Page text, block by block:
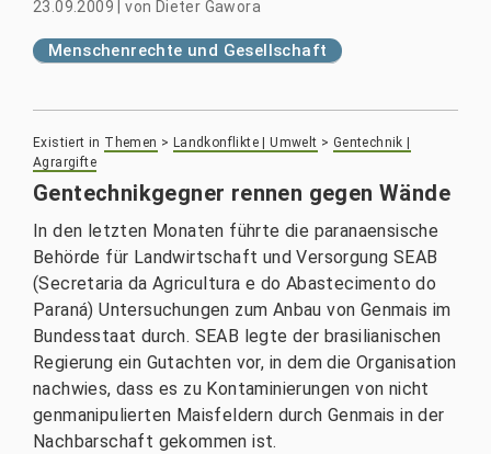
23.09.2009 |von Dieter Gawora
Menschenrechte und Gesellschaft
Existiert in Themen > Landkonflikte | Umwelt > Gentechnik |
Agrargifte
Gentechnikgegner rennen gegen Wände
In den letzten Monaten führte die paranaensische
Behörde für Landwirtschaft und Versorgung SEAB
(Secretaria da Agricultura e do Abastecimento do
Paraná) Untersuchungen zum Anbau von Genmais im
Bundesstaat durch. SEAB legte der brasilianischen
Regierung ein Gutachten vor, in dem die Organisation
nachwies, dass es zu Kontaminierungen von nicht
genmanipulierten Maisfeldern durch Genmais in der
Nachbarschaft gekommen ist.